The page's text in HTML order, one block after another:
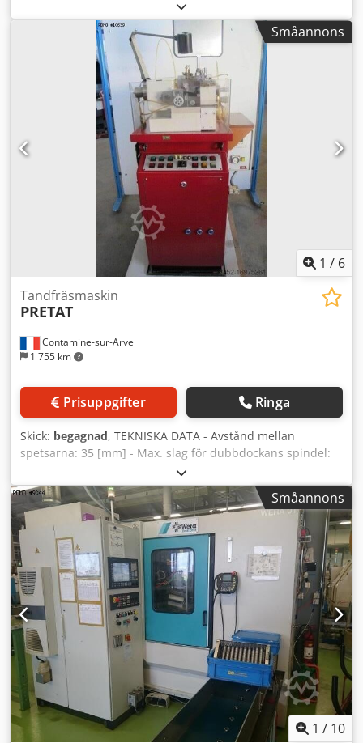
pinolen i dubbdockan: 10 [mm] - Maximal rörelse för
dubbdockan: 10 [mm] - Maximal slaglängd för dykning, Y-
Småannons
1 / 6
Contamine-sur-Arve
1 755 km
Tandfräsmaskin
PRETAT
Prisuppgifter Ringa
Skick: begagnad, TEKNISKA DATA - Avstånd mellan
spetsarna: 35 [mm] - Max. slag för dubbdockans spindel:
10 [mm] - Max. dubbdockans rörelse: 10 [mm] - Max. slag
för Y-axelns dykning: 5 [mm] Dedpfx Aksuhbp Ssuokr
Småannons
1 / 10